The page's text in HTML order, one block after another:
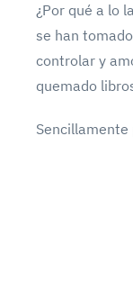
¿Por qué a lo
se han
controlar y
quemado
Sencillamente